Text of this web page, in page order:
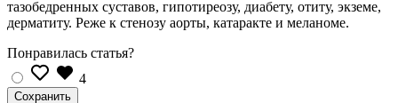
тазобедренных суставов, гипотиреозу, диабету, отиту, экземе,
дерматиту. Реже к стенозу аорты, катаракте и меланоме.
Понравилась статья?
4